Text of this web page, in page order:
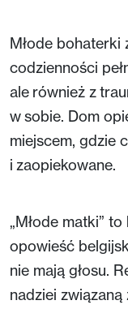
Młode bohaterki
codzienności
ale również z
w sobie. Dom
miejscem, gdzie
i zaopiekowane.
„Młode matki”
opowieść
nie mają głosu.
nadziei